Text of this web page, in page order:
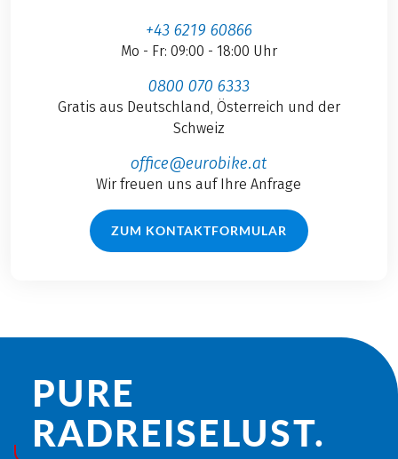
+43 6219 60866
Mo - Fr: 09:00 - 18:00 Uhr
0800 070 6333
Gratis aus Deutschland, Österreich und der
Schweiz
office@eurobike.at
Wir freuen uns auf Ihre Anfrage
ZUM KONTAKTFORMULAR
PURE
RADREISE­LUST.